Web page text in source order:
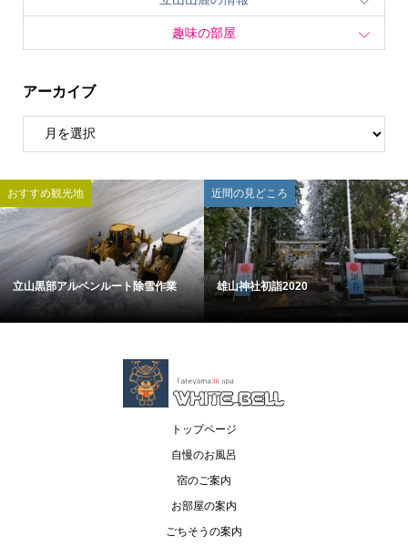
趣味の部屋
アーカイブ
おすすめ観光地
立山黒部アルペンルート除雪作業
近間の見どころ
雄山神社初詣2020
トップページ
自慢のお風呂
宿のご案内
お部屋の案内
ごちそうの案内